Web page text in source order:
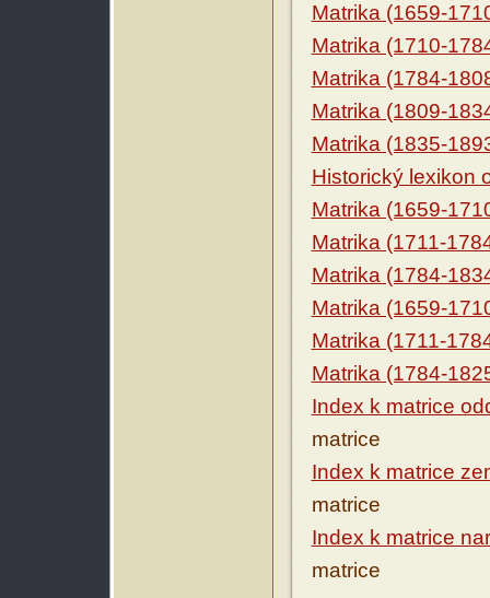
Matrika (1659-
Matrika (1710-
Matrika (1784-
Matrika (1809-
Matrika (1835-
Historický lexikon
Matrika (1659-
Matrika (1711-
Matrika (1784-
Matrika (1659-
Matrika (1711-
Matrika (1784-
Index k matrice
matrice
Index k matrice
matrice
Index k matrice
matrice